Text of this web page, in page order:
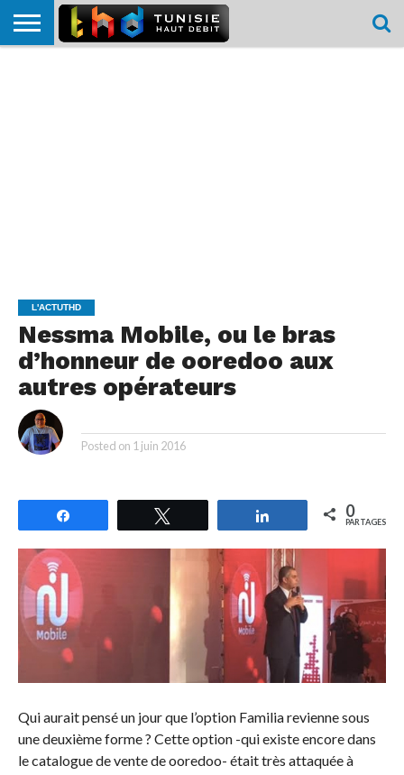
L'ACTUTHD
Nessma Mobile, ou le bras
d’honneur de ooredoo aux
autres opérateurs
Posted on 1 juin 2016
Partagez 0
PARTAGES
Qui aurait pensé un jour que l’option Familia revienne sous
une deuxième forme ? Cette option -qui existe encore dans
le catalogue de vente de ooredoo- était très attaquée à